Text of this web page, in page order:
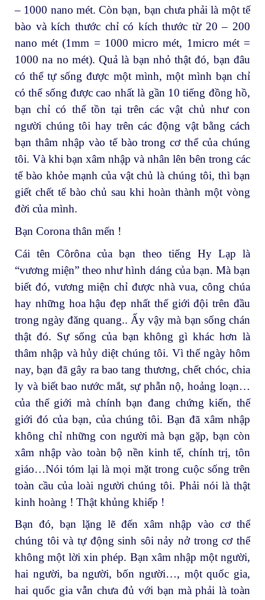
– 1000 nano mét. Còn bạn, bạn chưa phải là một tế
bào và kích thước chỉ có kích thước từ 20 – 200
nano mét (1mm = 1000 micro mét, 1micro mét =
1000 na no mét). Quả là bạn nhỏ thật đó, bạn đâu
có thể tự sống được một mình, một mình bạn chỉ
có thể sống được cao nhất là gần 10 tiếng đồng hồ,
bạn chỉ có thể tồn tại trên các vật chủ như con
người chúng tôi hay trên các động vật bằng cách
bạn thâm nhập vào tế bào trong cơ thể của chúng
tôi. Và khi bạn xâm nhập và nhân lên bên trong các
tế bào khỏe mạnh của vật chủ là chúng tôi, thì bạn
giết chết tế bào chủ sau khi hoàn thành một vòng
đời của mình.
Bạn Corona thân mến !
Cái tên Côrôna của bạn theo tiếng Hy Lạp là
“vương miện” theo như hình dáng của bạn. Mà bạn
biết đó, vương miện chỉ được nhà vua, công chúa
hay những hoa hậu đẹp nhất thế giới đội trên đầu
trong ngày đăng quang.. Ấy vậy mà bạn sống chán
thật đó. Sự sống của bạn không gì khác hơn là
thâm nhập và hủy diệt chúng tôi. Vì thế ngày hôm
nay, bạn đã gây ra bao tang thương, chết chóc, chia
ly và biết bao nước mắt, sự phẫn nộ, hoảng loạn…
của thế giới mà chính bạn đang chứng kiến, thế
giới đó của bạn, của chúng tôi. Bạn đã xâm nhập
không chỉ những con người mà bạn gặp, bạn còn
xâm nhập vào toàn bộ nền kinh tế, chính trị, tôn
giáo…Nói tóm lại là mọi mặt trong cuộc sống trên
toàn cầu của loài người chúng tôi. Phải nói là thật
kinh hoàng ! Thật khủng khiếp !
Bạn đó, bạn lặng lẽ đến xâm nhập vào cơ thể
chúng tôi và tự động sinh sôi nảy nở trong cơ thể
không một lời xin phép. Bạn xâm nhập một người,
hai người, ba người, bốn người…, một quốc gia,
hai quốc gia vẫn chưa đủ với bạn mà phải là toàn